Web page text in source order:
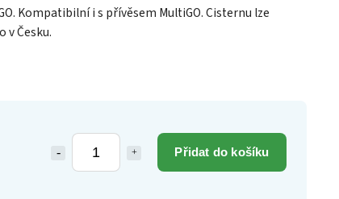
Přidat do košíku
Kompatibilní i s přívěsem MultiGO. Cisternu lze
v Česku.